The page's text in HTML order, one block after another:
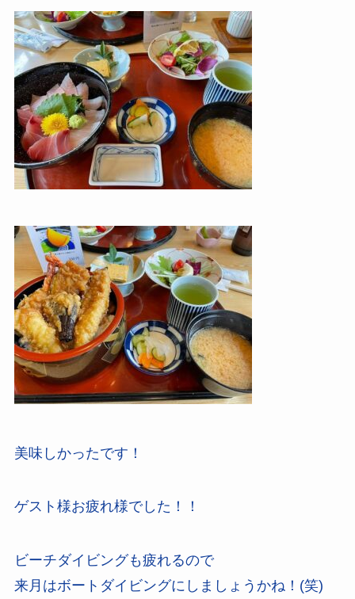
美味しかったです！
ゲスト様お疲れ様でした！！
ビーチダイビングも疲れるので
来月はボートダイビングにしましょうかね！(笑)